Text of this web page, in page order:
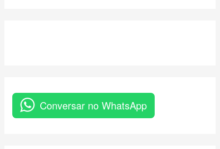
Conversar no WhatsApp